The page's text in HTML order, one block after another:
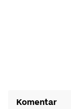
Komentar